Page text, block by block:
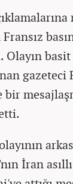
Olayın
İran